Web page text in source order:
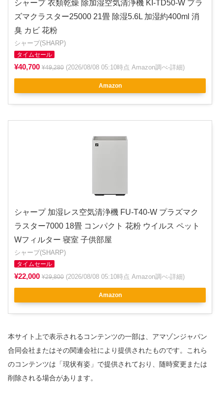
シャープ 衣類乾燥 除加湿空気清浄機 KI-TD50-W プラ
ズマクラスター25000 21畳 除湿5.6L 加湿約400ml 消
臭 カビ 花粉
シャープ(SHARP)
タイムセール
¥40,700 ¥49,280 (2026/08/08 05:10時点 Amazon調べ-詳細)
Amazon
シャープ 加湿レス空気清浄機 FU-T40-W プラズマク
ラスター7000 18畳 コンパクト 花粉 ウイルス ペット
Wフィルター 寝室 子供部屋
シャープ(SHARP)
タイムセール
¥22,000 ¥29,800 (2026/08/08 05:10時点 Amazon調べ-詳細)
Amazon
本サイト上で表示されるコンテンツの一部は、アマゾンジャパン
合同会社またはその関連会社により提供されたものです。これら
のコンテンツは「現状有姿」で提供されており、随時変更または
削除される場合があります。